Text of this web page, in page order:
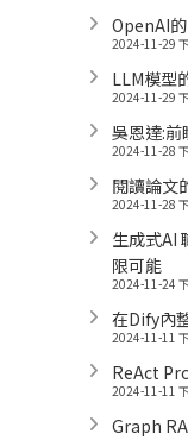
OpenAI
2024-11-29
LLM模型
2024-11-29
吳恩達:
2024-11-28
閱讀論文
2024-11-28
生成式AI
限可能
2024-11-24
在Dify內
2024-11-11
ReAct
2024-11-11
Graph